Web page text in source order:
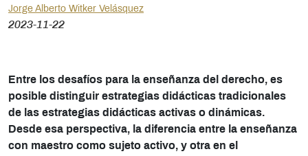
Jorge Alberto Witker Velásquez
2023-11-22
Entre los desafíos para la enseñanza del derecho, es
posible distinguir estrategias didácticas tradicionales
de las estrategias didácticas activas o dinámicas.
Desde esa perspectiva, la diferencia entre la enseñanza
con maestro como sujeto activo, y otra en el